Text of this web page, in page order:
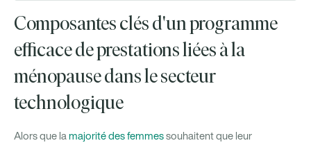
Composantes clés d'un programme
efficace de prestations liées à la
ménopause dans le secteur
technologique
Alors que lamajorité des femmessouhaitent que leur